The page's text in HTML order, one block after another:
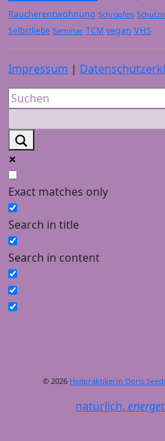
Raucherentwöhnung Schröpfen
Selbstliebe Seminar TCM vegan VHS
Impressum |
Exact matches only
Search in title
Search in content
© 2026 Heilpraktikerin Doris
natürlich.